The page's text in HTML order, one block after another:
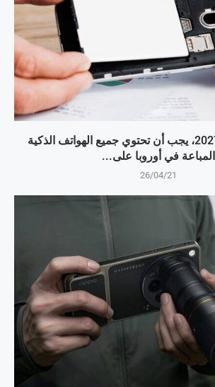
اعتبارًا من عام 2027، يجب أن تحتوي جميع الهواتف الذكية
المباعة في أوروبا على...
26/04/21